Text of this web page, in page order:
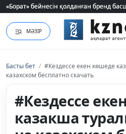
«Борат» бейнесін қолданған бренд
«Борат» бейнесін қолданған бренд
МӘЗІР
Басты бет / #Кездессе екен көшеде
казахском бесплатно скачать
#Кездессе
казакша